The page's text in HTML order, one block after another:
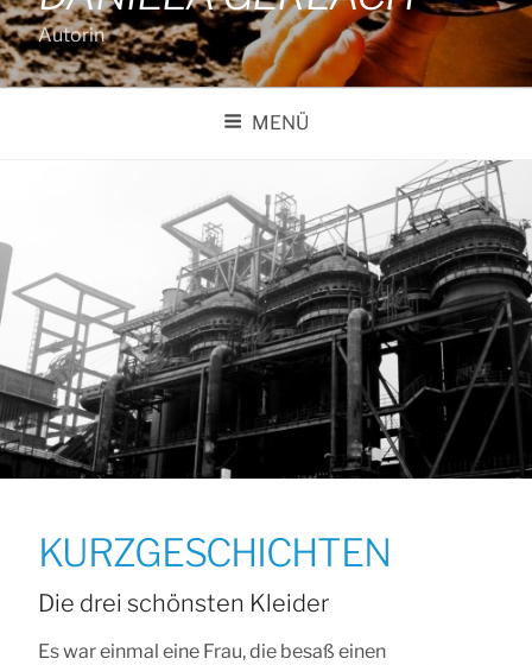
Autorin
MENÜ
KURZGESCHICHTEN
Die drei schönsten Kleider
Es war einmal eine Frau, die besaß einen